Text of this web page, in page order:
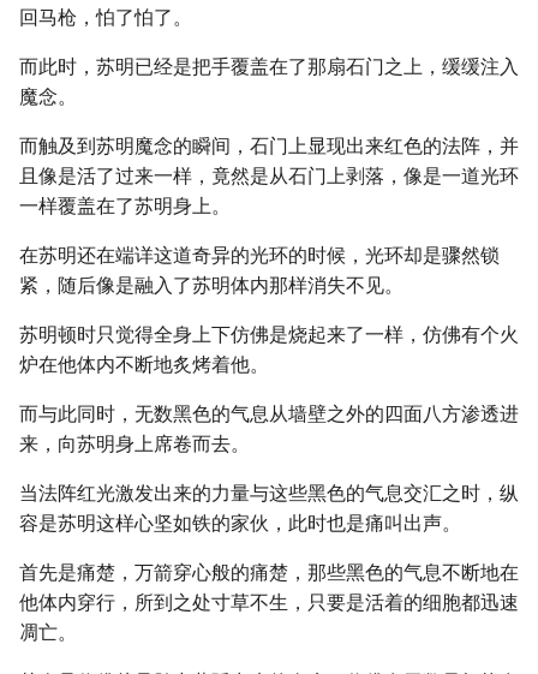
回马枪，怕了怕了。
而此时，苏明已经是把手覆盖在了那扇石门之上，缓缓注入
魔念。
而触及到苏明魔念的瞬间，石门上显现出来红色的法阵，并
且像是活了过来一样，竟然是从石门上剥落，像是一道光环
一样覆盖在了苏明身上。
在苏明还在端详这道奇异的光环的时候，光环却是骤然锁
紧，随后像是融入了苏明体内那样消失不见。
苏明顿时只觉得全身上下仿佛是烧起来了一样，仿佛有个火
炉在他体内不断地炙烤着他。
而与此同时，无数黑色的气息从墙壁之外的四面八方渗透进
来，向苏明身上席卷而去。
当法阵红光激发出来的力量与这些黑色的气息交汇之时，纵
容是苏明这样心坚如铁的家伙，此时也是痛叫出声。
首先是痛楚，万箭穿心般的痛楚，那些黑色的气息不断地在
他体内穿行，所到之处寸草不生，只要是活着的细胞都迅速
凋亡。